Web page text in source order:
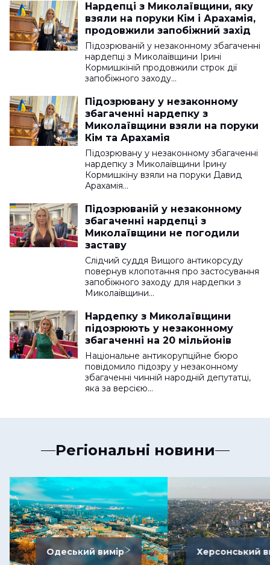
Нардепці з Миколаївщини, яку
взяли на поруки Кім і Арахамія,
продовжили запобіжний захід
Підозрюваній у незаконному збагаченні
нардепці з Миколаївщини Ірині
Кормишкіній продовжили строк дії
запобіжного заходу…
Підозрювану у незаконному
збагаченні нардепку з
Миколаївщини взяли на поруки
Кім та Арахамія
Підозрювану у незаконному збагаченні
нардепку з Миколаївщини Ірину
Кормишкіну взяли на поруки Давид
Арахамія…
Підозрюваній у незаконному
збагаченні нардепці з
Миколаївщини не погодили
заставу
Слідчий суддя Вищого антикорсуду
повернув клопотання про застосування
запобіжного заходу для нардепки з
Миколаївщини…
Нардепку з Миколаївщини
підозрюють у незаконному
збагаченні на 20 мільйонів
Національне антикорупційне бюро
повідомило підозру у незаконному
збагаченні чинній народній депутатці,
яка за версією…
Регіональні новини
Одеський вимір Херсонський